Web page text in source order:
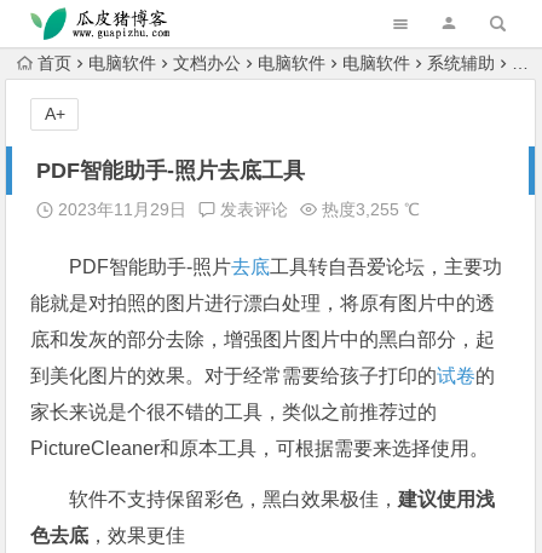
跳转到主内容
首页 电脑软件 文档办公 电脑软件 电脑软件 系统辅助
PDF智能助手-照片去底工具
2023年11月29日 发表评论 热度3,255 ℃
PDF智能助手-照片去底工具转自吾爱论坛，主要功
能就是对拍照的图片进行漂白处理，将原有图片中的透
底和发灰的部分去除，增强图片图片中的黑白部分，起
到美化图片的效果。对于经常需要给孩子打印的试卷的
家长来说是个很不错的工具，类似之前推荐过的
PictureCleaner和原本工具，可根据需要来选择使用。
软件不支持保留彩色，黑白效果极佳，建议使用浅
色去底 ，效果更佳
A+